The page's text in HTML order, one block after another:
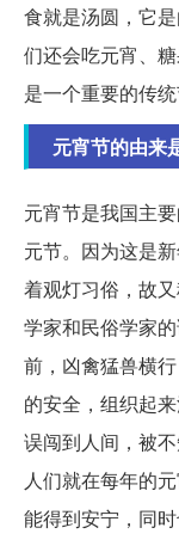
食就是汤圆，它
们还会吃元宵、
是一个重要的传
元宵节的由来
元宵节是我国主
元节。因为这是
着观灯习俗，故
学家和民俗学家
前，凶禽猛兽横
的安全，组织起
误闯到人间，被
人们就在每年的
能得到安宁，同